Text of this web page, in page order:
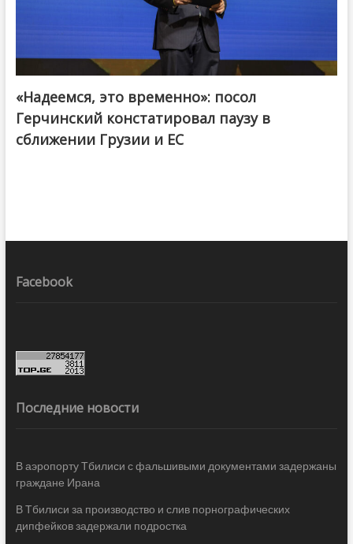
«Надеемся, это временно»: посол
Герчинский констатировал паузу в
сближении Грузии и ЕС
Facebook
Последние новости
В аэропорту Тбилиси с фальшивыми документами задержаны
граждане Ирана
В Тбилиси за производство и слив порнографических
дипфейков задержали подростка